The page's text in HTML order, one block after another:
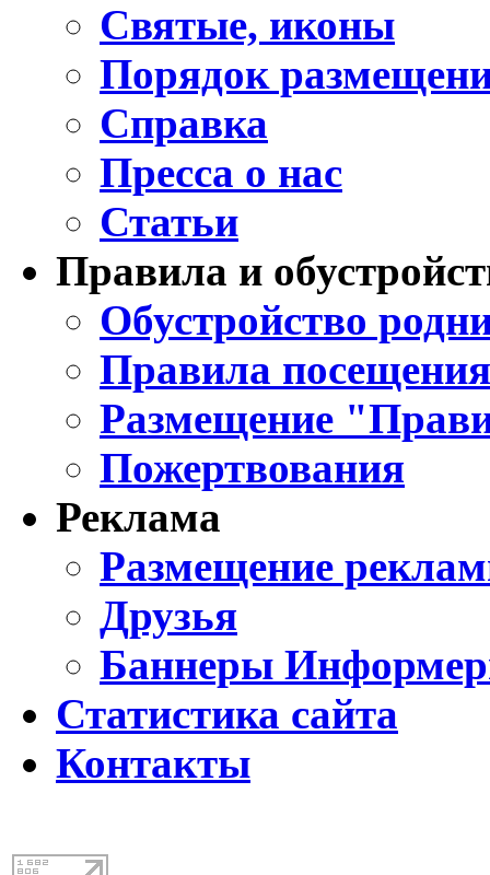
Святые, иконы
Порядок
Справка
Пресса о нас
Статьи
Правила и
Обустройство
Правила
Размещение
Пожертвования
Реклама
Размещение
Друзья
Баннеры
Статистика сайта
Контакты